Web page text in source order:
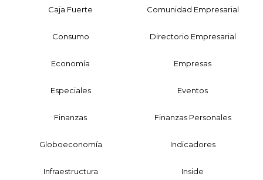
Caja Fuerte Comunidad Empresarial
Consumo Directorio Empresarial
Economía Empresas
Especiales Eventos
Finanzas Finanzas Personales
Globoeconomía Indicadores
Infraestructura Inside